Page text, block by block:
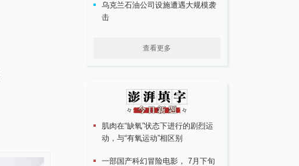
乌克兰石油公司设施遭遇大规模袭
击
查看更多
肌肉在“缺氧”状态下进行的剧烈运
动，与“有氧运动”相区别
一部国产科幻冒险电影， 7月下旬